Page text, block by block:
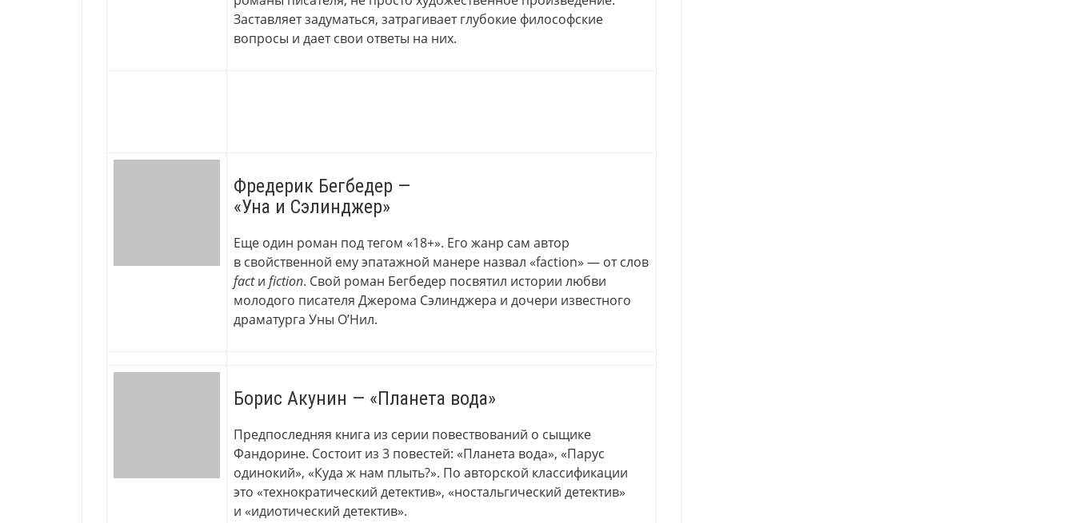
Заставляет задуматься, затрагивает глубокие философские
вопросы и дает свои ответы на них.
Фредерик Бегбедер —
«Уна и Сэлинджер»
Еще один роман под тегом «18+». Его жанр сам автор
в свойственной ему эпатажной манере назвал «faction» — от слов
factи fiction. Свой роман Бегбедер посвятил истории любви
молодого писателя Джерома Сэлинджера и дочери известного
драматурга Уны О’Нил.
Борис Акунин — «Планета вода»
Предпоследняя книга из серии повествований о сыщике
Фандорине. Состоит из 3 повестей: «Планета вода», «Парус
одинокий», «Куда ж нам плыть?». По авторской классификации
это «технократический детектив», «ностальгический детектив»
и «идиотический детектив».